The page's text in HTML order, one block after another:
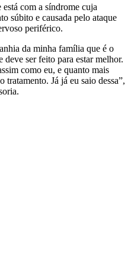
com a síndrome cuja
súbito e causada pelo ataque
periférico.
da minha família que é o
deve ser feito para estar melhor.
como eu, e quanto mais
Já já eu saio dessa”,